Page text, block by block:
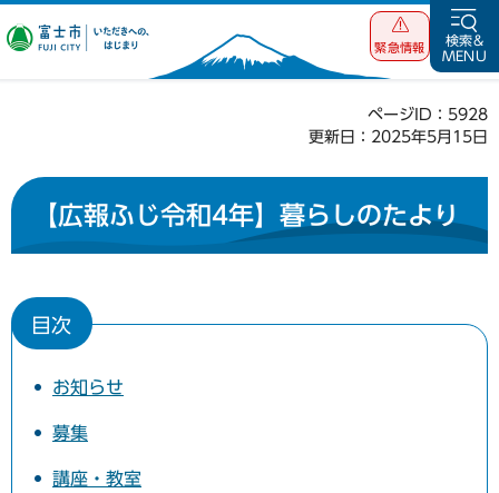
富士市 いただ
緊急情報
検索&
MENU
ページID：5928
更新日：2025年5月15日
【広報ふじ令和4年】暮らしのたより
目次
お知らせ
募集
講座・教室